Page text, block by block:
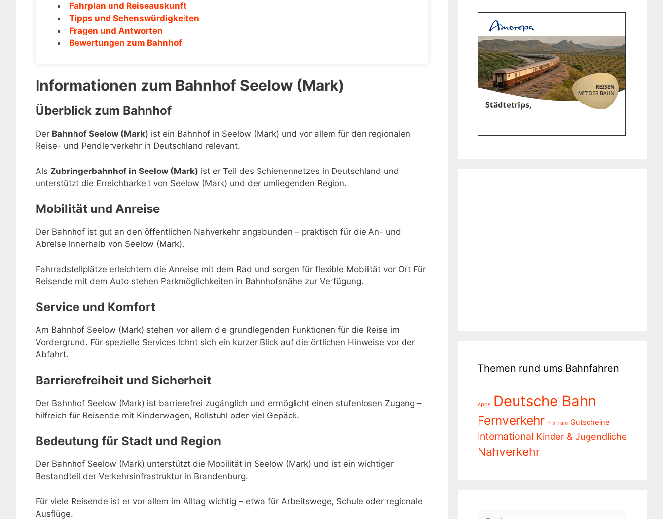
Fahrplan und Reiseauskunft
Tipps und Sehenswürdigkeiten
Fragen und Antworten
Bewertungen zum Bahnhof
Informationen zum Bahnhof Seelow (Mark)
Überblick zum Bahnhof
Der Bahnhof Seelow (Mark) ist ein Bahnhof in Seelow (Mark) und vor allem für den regionalen
Reise- und Pendlerverkehr in Deutschland relevant.
Als Zubringerbahnhof in Seelow (Mark) ist er Teil des Schienennetzes in Deutschland und
unterstützt die Erreichbarkeit von Seelow (Mark) und der umliegenden Region.
Mobilität und Anreise
Der Bahnhof ist gut an den öffentlichen Nahverkehr angebunden – praktisch für die An- und
Abreise innerhalb von Seelow (Mark).
Fahrradstellplätze erleichtern die Anreise mit dem Rad und sorgen für flexible Mobilität vor Ort Für
Reisende mit dem Auto stehen Parkmöglichkeiten in Bahnhofsnähe zur Verfügung.
Service und Komfort
Am Bahnhof Seelow (Mark) stehen vor allem die grundlegenden Funktionen für die Reise im
Vordergrund. Für spezielle Services lohnt sich ein kurzer Blick auf die örtlichen Hinweise vor der
Abfahrt.
Barrierefreiheit und Sicherheit
Der Bahnhof Seelow (Mark) ist barrierefrei zugänglich und ermöglicht einen stufenlosen Zugang –
hilfreich für Reisende mit Kinderwagen, Rollstuhl oder viel Gepäck.
Bedeutung für Stadt und Region
Der Bahnhof Seelow (Mark) unterstützt die Mobilität in Seelow (Mark) und ist ein wichtiger
Bestandteil der Verkehrsinfrastruktur in Brandenburg.
Für viele Reisende ist er vor allem im Alltag wichtig – etwa für Arbeitswege, Schule oder regionale
Ausflüge.
Themen rund ums Bahnfahren
Apps Deutsche Bahn
Fernverkehr FlixTrain Gutscheine
International Kinder & Jugendliche
Nahverkehr